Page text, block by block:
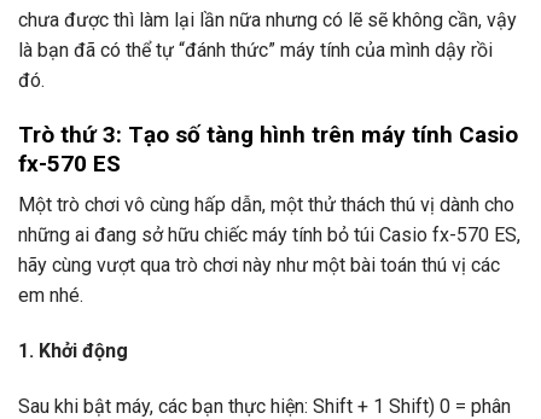
chưa được thì làm lại lần nữa nhưng có lẽ sẽ không cần, vậy
là bạn đã có thể tự “đánh thức” máy tính của mình dậy rồi
đó.
Trò thứ 3: Tạo số tàng hình trên máy tính Casio
fx-570 ES
Một trò chơi vô cùng hấp dẫn, một thử thách thú vị dành cho
những ai đang sở hữu chiếc máy tính bỏ túi Casio fx-570 ES,
hãy cùng vượt qua trò chơi này như một bài toán thú vị các
em nhé.
1. Khởi động
Sau khi bật máy, các bạn thực hiện: Shift + 1 Shift) 0 = phân